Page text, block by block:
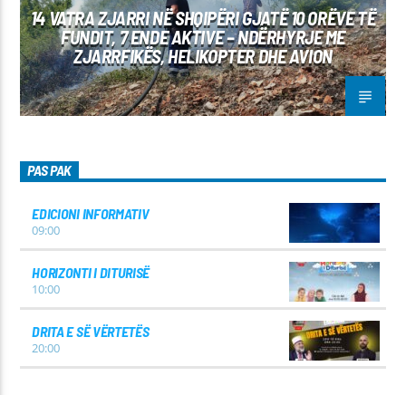
14 VATRA ZJARRI NË SHQIPËRI GJATË 10 ORËVE TË
FUNDIT, 7 ENDE AKTIVE – NDËRHYRJE ME
ZJARRFIKËS, HELIKOPTER DHE AVION
PAS PAK
EDICIONI INFORMATIV
09:00
HORIZONTI I DITURISË
10:00
DRITA E SË VËRTETËS
20:00